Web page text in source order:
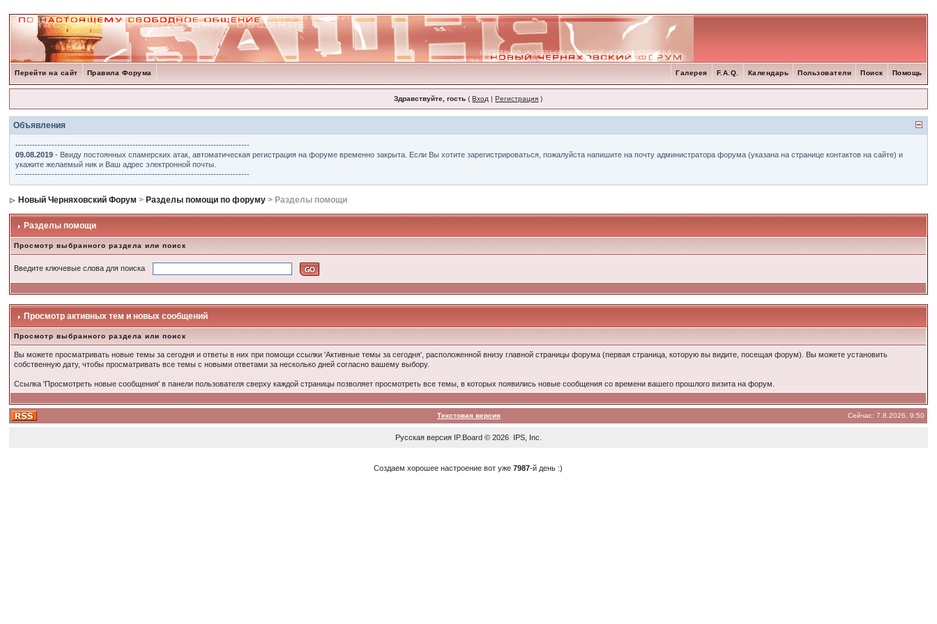
Перейти на сайт Правила Форума Помощь
Поиск
Пользователи
Календарь
F.A.Q.
Галерея
Здравствуйте, гость (Вход |Регистрация )
Объявления
------------------------------------------------------------------------------------
09.08.2019 - Ввиду постоянных спамерских атак, автоматическая регистрация на форуме временно закрыта. Если Вы хотите зарегистрироваться, пожалуйста напишите на почту администратора форума (указана на странице контактов на сайте) и
укажите желаемый ник и Ваш адрес электронной почты.
------------------------------------------------------------------------------------
Новый Черняховский Форум > Разделы помощи по форуму > Разделы помощи
Разделы помощи
Просмотр выбранного раздела или поиск
Введите ключевые слова для поиска
Просмотр активных тем и новых сообщений
Просмотр выбранного раздела или поиск
Вы можете просматривать новые темы за сегодня и ответы в них при помощи ссылки 'Активные темы за сегодня', расположенной внизу главной страницы форума (первая страница, которую вы видите, посещая форум). Вы можете установить
собственную дату, чтобы просматривать все темы с новыми ответами за несколько дней согласно вашему выбору.
Ссылка 'Просмотреть новые сообщения' в панели пользователя сверху каждой страницы позволяет просмотреть все темы, в которых появились новые сообщения со времени вашего прошлого визита на форум.
Текстовая версия Сейчас: 7.8.2026, 9:50
Русская версия IP.Board© 2026 IPS, Inc
Создаем хорошее настроение вот уже7987-й день :)